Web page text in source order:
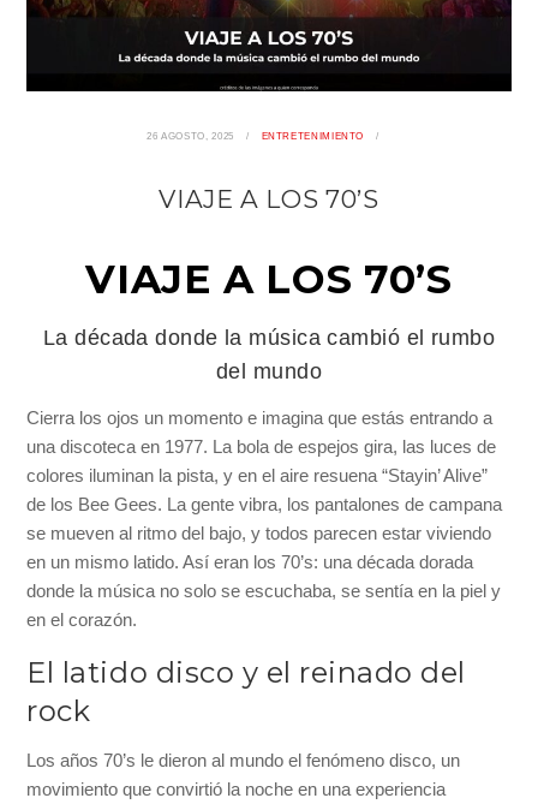
26 AGOSTO, 2025 ENTRETENIMIENTO
VIAJE A LOS 70’S
VIAJE A LOS 70’S
La década donde la música cambió el rumbo
del mundo
Cierra los ojos un momento e imagina que estás entrando a
una discoteca en 1977. La bola de espejos gira, las luces de
colores iluminan la pista, y en el aire resuena “Stayin’ Alive”
de los Bee Gees. La gente vibra, los pantalones de campana
se mueven al ritmo del bajo, y todos parecen estar viviendo
en un mismo latido. Así eran los 70’s: una década dorada
donde la música no solo se escuchaba, se sentía en la piel y
en el corazón.
El latido disco y el reinado del
rock
Los años 70’s le dieron al mundo el fenómeno disco, un
movimiento que convirtió la noche en una experiencia